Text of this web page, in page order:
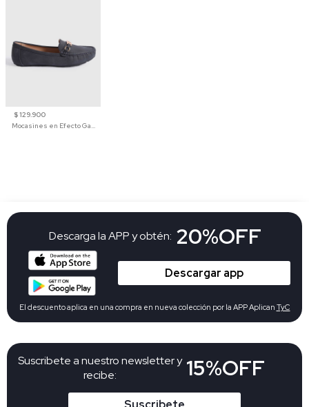
$ 129.900
Suscribete a nuestro newsletter y
recibe:
15%OFF
Descarga la APP y obtén: 20%OFF
Descargar app
El descuento aplica en una compra en nueva colección por la APP Aplican TyC